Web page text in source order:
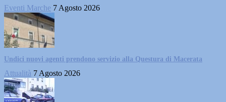
Eventi Marche 7 Agosto 2026
Undici nuovi agenti prendono servizio alla Questura di Macerata
Attualità 7 Agosto 2026